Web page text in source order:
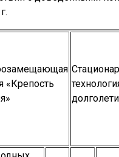
«Крепость